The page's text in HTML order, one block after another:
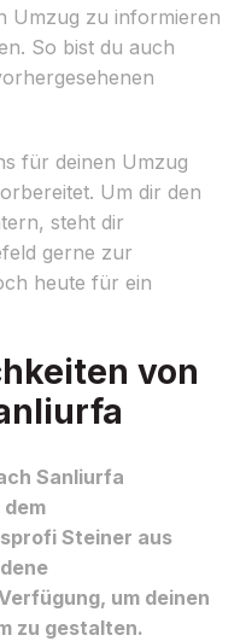
Umzug zu informieren
So bist du auch
für deinen Umzug
Um dir den
steht dir
gerne zur
heute für ein
von
Sanliurfa
dem
Steiner aus
um deinen
zu gestalten.